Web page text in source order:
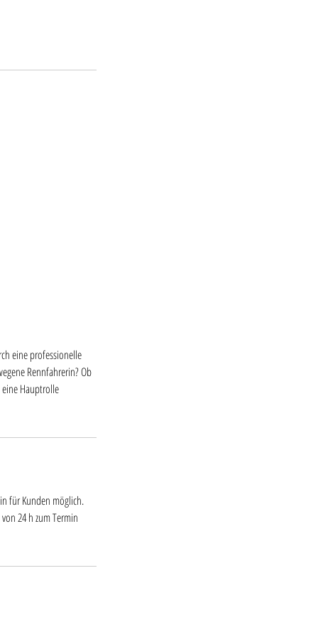
eine professionelle
Rennfahrerin? Ob
Hauptrolle
für Kunden möglich.
24 h zum Termin